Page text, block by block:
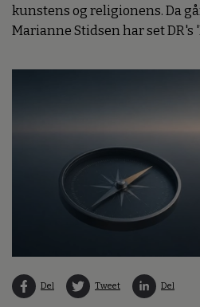
kunstens og religionens. Da
Marianne Stidsen har set DR's
Del Tweet Del